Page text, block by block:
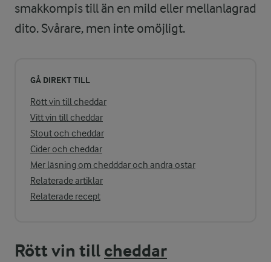
smakkompis till än en mild eller mellanlagrad
dito. Svårare, men inte omöjligt.
GÅ DIREKT TILL
Rött vin till cheddar
Vitt vin till cheddar
Stout och cheddar
Cider och cheddar
Mer läsning om chedddar och andra ostar
Relaterade artiklar
Relaterade recept
Rött vin till cheddar